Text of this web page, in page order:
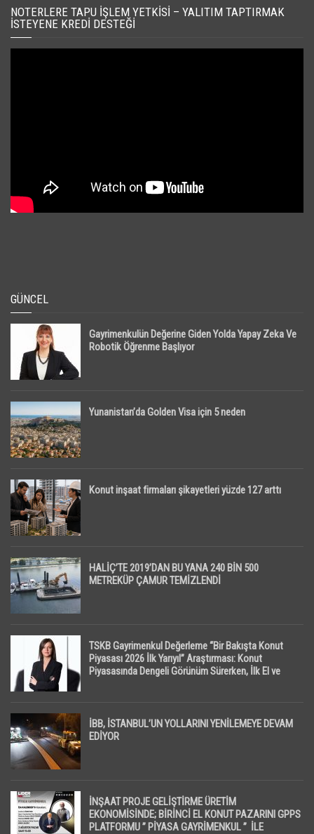
NOTERLERE TAPU İŞLEM YETKISI – YALITIM TAPTIRMAK
İSTEYENE KREDI DESTEĞI
GÜNCEL
Gayrimenkulün Değerine Giden Yolda Yapay Zeka Ve
Robotik Öğrenme Başlıyor
Yunanistan’da Golden Visa için 5 neden
Konut inşaat firmaları şikayetleri yüzde 127 arttı
HALİÇ’TE 2019’DAN BU YANA 240 BİN 500
METREKÜP ÇAMUR TEMİZLENDİ
TSKB Gayrimenkul Değerleme “Bir Bakışta Konut
Piyasası 2026 İlk Yarıyıl” Araştırması: Konut
Piyasasında Dengeli Görünüm Sürerken, İlk El ve
İBB, İSTANBUL’UN YOLLARINI YENİLEMEYE DEVAM
EDİYOR
İNŞAAT PROJE GELİŞTİRME ÜRETİM
EKONOMİSİNDE; BİRİNCİ EL KONUT PAZARINI GPPS
PLATFORMU ” PİYASA GAYRİMENKUL ” İLE